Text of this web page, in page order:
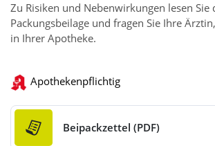
Zu Risiken und Nebenwirkungen lesen Sie
Packungsbeilage und fragen Sie Ihre
in Ihrer Apotheke.
Apothekenpflichtig
Beipackzettel (PDF)